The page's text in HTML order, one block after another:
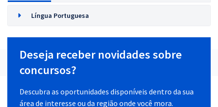
Língua Portuguesa
Deseja receber novidades sobre
concursos?
Descubra as oportunidades disponíveis dentro da sua
área de interesse ou da região onde você mora.